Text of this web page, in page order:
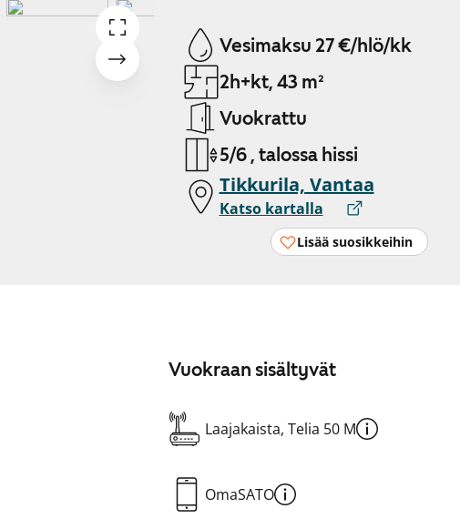
Vesimaksu 27 €/hlö/kk
2h+kt, 43 m²
Vuokrattu
5/6 , talossa hissi
Tikkurila, Vantaa
Katso kartalla
Lisää suosikkeihin
Vuokraan sisältyvät
Laajakaista, Telia 50 M
OmaSATO